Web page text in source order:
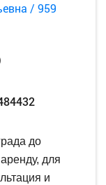
/ 959
до
для
и